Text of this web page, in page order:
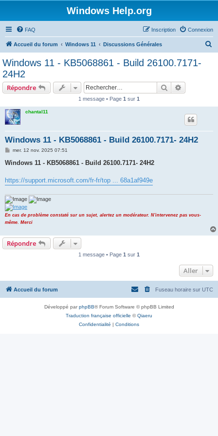
Windows Help.org
FAQ Connexion
Inscription
Accueil du forum Windows 11 Discussions Générales
Windows 11 - KB5068861 - Build 26100.7171-
24H2
Répondre Rechercher
1 message • Page 1 sur 1
chantal11
Windows 11 - KB5068861 - Build 26100.7171- 24H2
M
s
g
e
mer. 12 nov. 2025 07:51
Windows 11 - KB5068861 - Build 26100.7171- 24H2
https://support.microsoft.com/fr-fr/top ... 68a1af949e
En cas de problème constaté sur un sujet, alertez un modérateur. N'intervenez pas vous-
même. Merci
Répondre
1 message • Page 1 sur 1
Aller
Accueil du forum Fuseau horaire sur UTC
Développé parphpBB® Forum Software © phpBB Limited
Traduction française officielle ©Qiaeru
Confidentialité | Conditions